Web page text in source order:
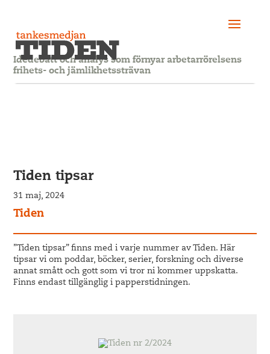
Idédebatt och analys som förnyar arbetarrörelsens
frihets- och jämlikhetssträvan
Tiden tipsar
31 maj, 2024
Tiden
”Tiden tipsar” finns med i varje nummer av Tiden. Här
tipsar vi om poddar, böcker, serier, forskning och diverse
annat smått och gott som vi tror ni kommer uppskatta.
Finns endast tillgänglig i papperstidningen.